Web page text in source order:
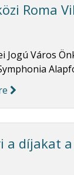
Roma
Jogú Város
a díjakat